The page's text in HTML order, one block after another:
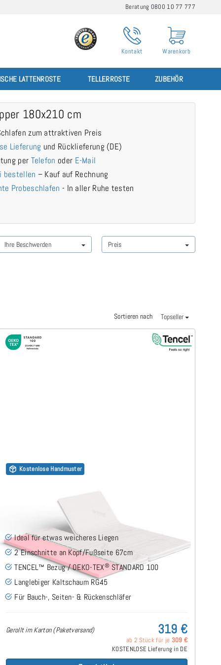
Beratung 0800 10 77 777
Kontakt Warenkorb
LATTENROSTE TELLERROSTE ZUBEHÖR
180x210 cm
zum attraktiven Preis
Lieferung und Rücklieferung (DE)
per Telefon oder E-Mail
bestellen – Kauf auf Rechnung
Probeschlafen - In aller Ruhe testen
Ihre Beschwerden Preis
Sortieren nach Topseller
Kostenlose Handmuster
Kaltschaum HR45 (TENCEL™ Lyocell 3D) 7cm Split
Topper 180x210 cm
Ideal für etwas weicheres Liegen
2 Einschnitte an Kopf/Fußseite 67cm
TENCEL™ Bezug / OEKO-TEX®STANDARD 100
Langlebiger Kaltschaum RG45
Für Bauch-, Seiten- & Rückenschläfer
Gerollt im Karton (Paketversand) 319 €
ab 2 Stück für je 309 €
KOSTENLOSE Lieferung in DE